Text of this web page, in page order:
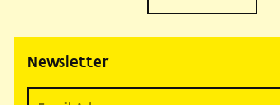
Newsletter